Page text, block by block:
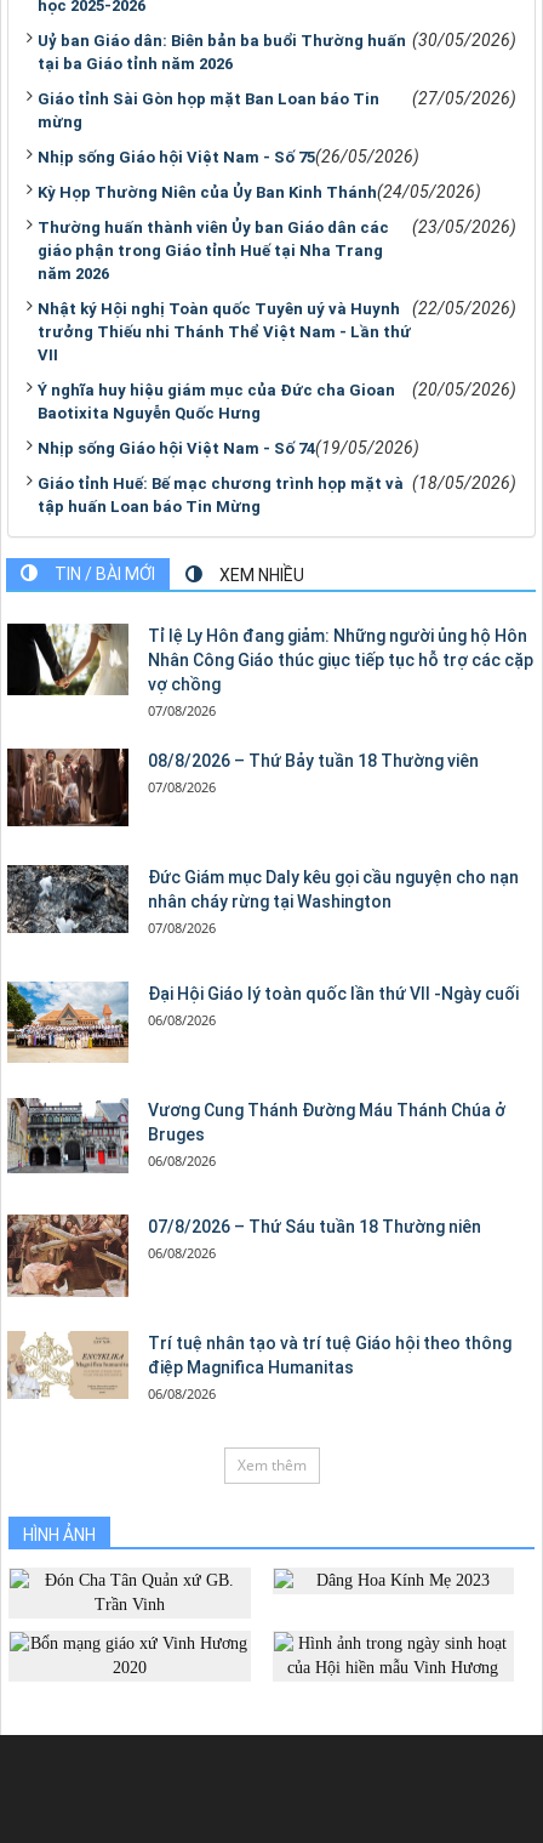
học 2025-2026
Uỷ ban Giáo dân: Biên bản ba buổi Thường huấn
tại ba Giáo tỉnh năm 2026
(30/05/2026)
Giáo tỉnh Sài Gòn họp mặt Ban Loan báo Tin
mừng
(27/05/2026)
Nhịp sống Giáo hội Việt Nam - Số 75(26/05/2026)
Kỳ Họp Thường Niên của Ủy Ban Kinh Thánh(24/05/2026)
Thường huấn thành viên Ủy ban Giáo dân các
giáo phận trong Giáo tỉnh Huế tại Nha Trang
năm 2026
(23/05/2026)
Nhật ký Hội nghị Toàn quốc Tuyên uý và Huynh
trưởng Thiếu nhi Thánh Thể Việt Nam - Lần thứ
VII
(22/05/2026)
Ý nghĩa huy hiệu giám mục của Đức cha Gioan
Baotixita Nguyễn Quốc Hưng
(20/05/2026)
Nhịp sống Giáo hội Việt Nam - Số 74(19/05/2026)
Giáo tỉnh Huế: Bế mạc chương trình họp mặt và
tập huấn Loan báo Tin Mừng
(18/05/2026)
TIN / BÀI MỚI XEM NHIỀU
Tỉ lệ Ly Hôn đang giảm: Những người ủng hộ Hôn
Nhân Công Giáo thúc giục tiếp tục hỗ trợ các cặp
vợ chồng
07/08/2026
08/8/2026 – Thứ Bảy tuần 18 Thường viên
07/08/2026
Đức Giám mục Daly kêu gọi cầu nguyện cho nạn
nhân cháy rừng tại Washington
07/08/2026
Đại Hội Giáo lý toàn quốc lần thứ VII -Ngày cuối
06/08/2026
Vương Cung Thánh Ðường Máu Thánh Chúa ở
Bruges
06/08/2026
07/8/2026 – Thứ Sáu tuần 18 Thường niên
06/08/2026
Trí tuệ nhân tạo và trí tuệ Giáo hội theo thông
điệp Magnifica Humanitas
06/08/2026
Xem thêm
HÌNH ẢNH